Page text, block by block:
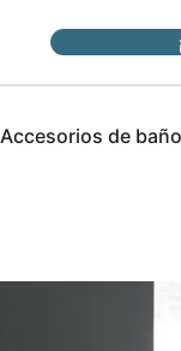
Accesorios de baño